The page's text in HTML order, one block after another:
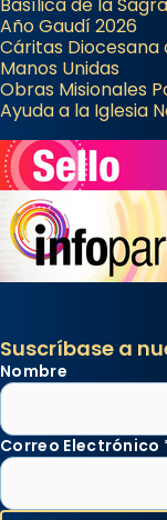
Basílica de la
Año Gaudí 2026
Cáritas Diocesana
Manos Unidas
Obras Misionales
Ayuda a la Iglesia
Suscríbase a
Nombre
Correo Electrónico